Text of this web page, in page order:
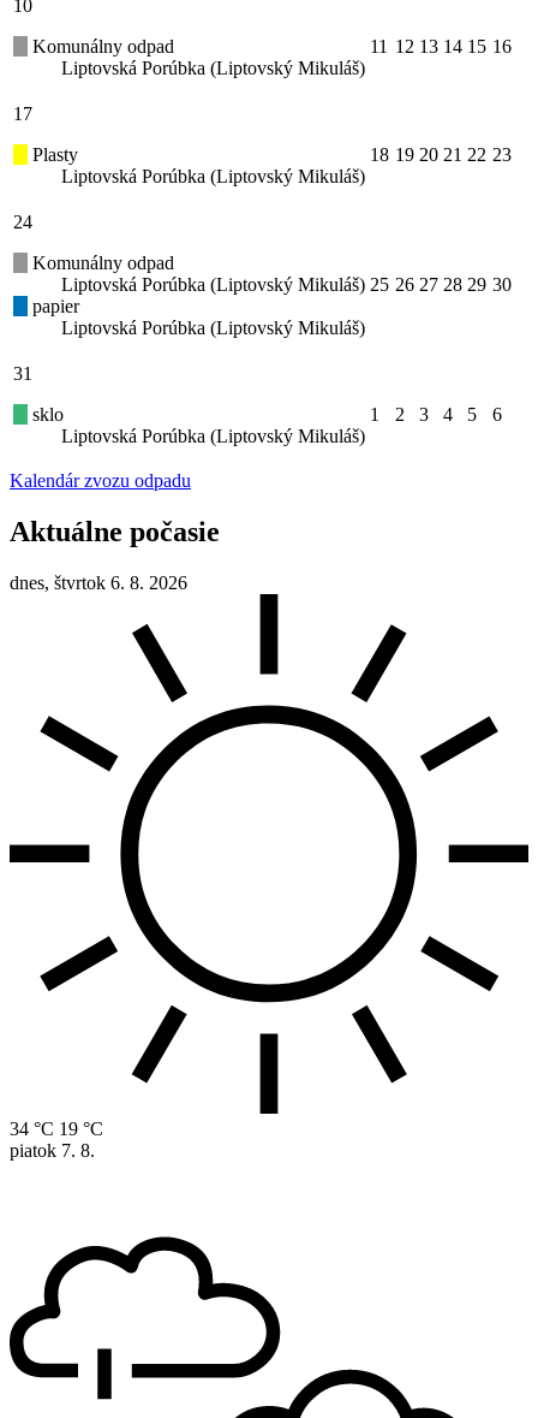
10
Komunálny odpad
Liptovská Porúbka (Liptovský Mikuláš)
11 12 13 14 15 16
17
Plasty
Liptovská Porúbka (Liptovský Mikuláš)
18 19 20 21 22 23
24
Komunálny odpad
Liptovská Porúbka (Liptovský Mikuláš)
papier
Liptovská Porúbka (Liptovský Mikuláš)
25 26 27 28 29 30
31
sklo
Liptovská Porúbka (Liptovský Mikuláš)
1 2 3 4 5 6
Kalendár zvozu odpadu
Aktuálne počasie
dnes, štvrtok 6. 8. 2026
34 °C 19 °C
piatok 7. 8.